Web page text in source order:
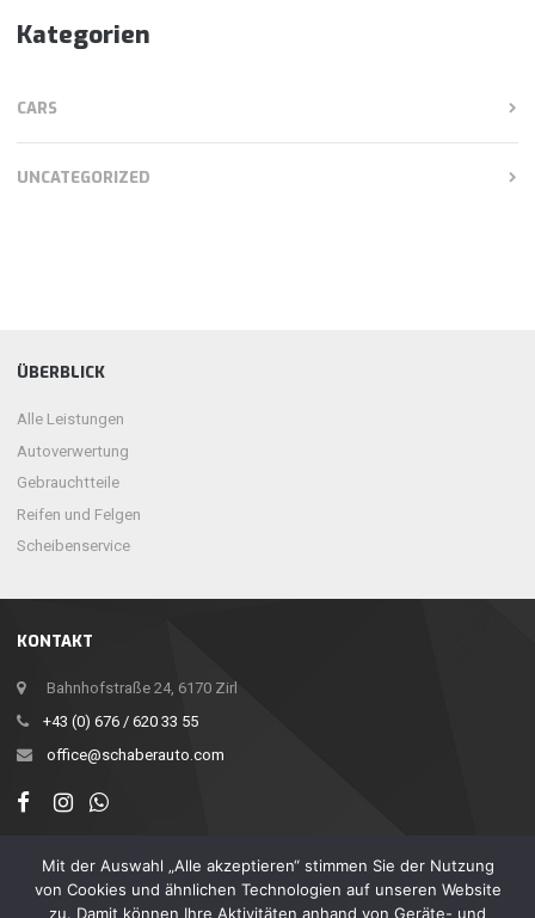
Kategorien
CARS
UNCATEGORIZED
KONTAKT
Bahnhofstraße 24, 6170 Zirl
+43 (0) 676 / 620 33 55
office@schaberauto.com
ÜBERBLICK
Alle Leistungen
Autoverwertung
Gebrauchtteile
Reifen und Felgen
Scheibenservice
Mit der Auswahl „Alle akzeptieren“ stimmen Sie der Nutzung
von Cookies und ähnlichen Technologien auf unseren Website
zu. Damit können Ihre Aktivitäten anhand von Geräte- und